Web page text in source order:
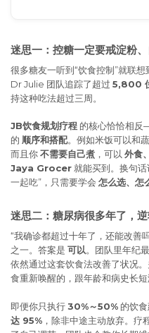
迷思一：控糖一定要戒淀粉
很多糖友一听到“饮食控制”就联想
Dr Julie 团队追踪了超过 5,800
持这种吃法超过三周。
JB饮食规划疗程 的核心恰恰相
的 顺序和搭配。例如米饭可以和
而且你不需要自己煮 ，可以 外食
Jaya Grocer就能买到。换句
一起吃”，只需要学会 怎么选、怎
迷思二：糖尿病很多年了，
“我确诊都超过十年了，还能改
之一。答案是 可以。团队里年纪
依然通过这套饮食法改善了状况
食重新唤醒的，跟年龄和病史长短
即便你只执行30%～50% 的饮
达 95% ，除非中途主动放弃。疗